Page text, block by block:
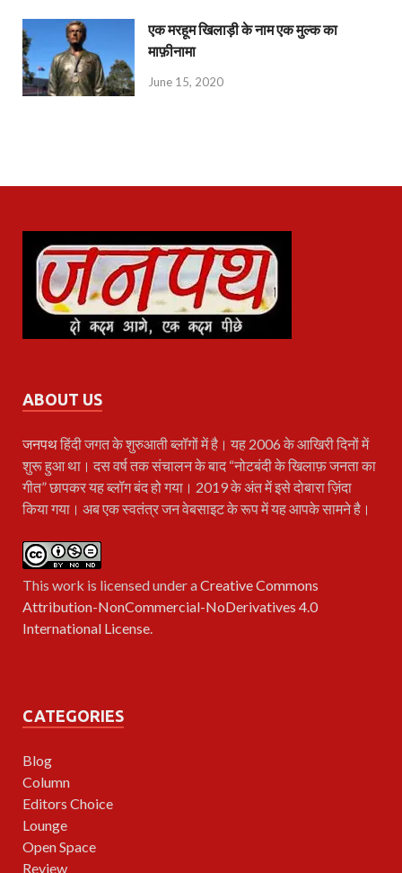
एक मरहूम खिलाड़ी के नाम एक मुल्क का
माफ़ीनामा
June 15, 2020
ABOUT US
जनपथहिंदी जगत के शुरुआती ब्लॉगों में है। यह 2006 के आखिरी दिनों में
शुरू हुआ था। दस वर्ष तक संचालन के बाद “नोटबंदी के खिलाफ़ जनता का
गीत” छापकर यह ब्लॉग बंद हो गया। 2019 के अंत में इसे दोबारा ज़िंदा
किया गया। अब एक स्वतंत्र जन वेबसाइट के रूप में यह आपके सामने है।
This work is licensed under aCreative Commons
Attribution-NonCommercial-NoDerivatives 4.0
International License.
CATEGORIES
Blog
Column
Editors Choice
Lounge
Open Space
Review